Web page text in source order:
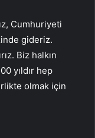
Cumhuriyeti
gideriz.
Biz halkın
yıldır hep
olmak için